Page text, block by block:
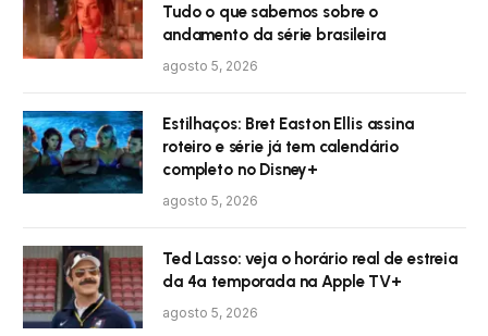
Tudo o que sabemos sobre o
andamento da série brasileira
agosto 5, 2026
Estilhaços: Bret Easton Ellis assina
roteiro e série já tem calendário
completo no Disney+
agosto 5, 2026
Ted Lasso: veja o horário real de estreia
da 4ª temporada na Apple TV+
agosto 5, 2026